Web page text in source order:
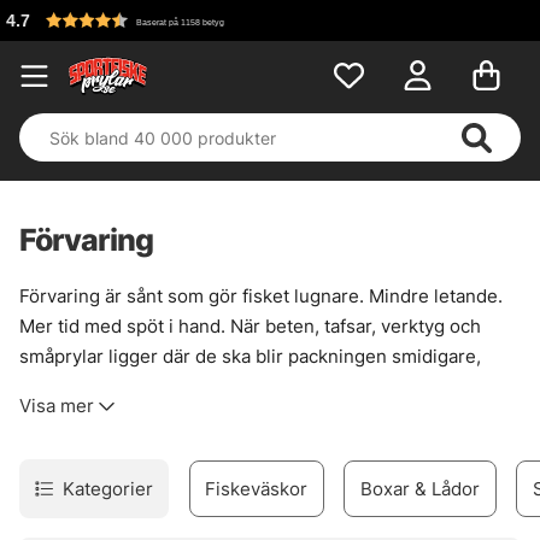
Förvaring
Förvaring är sånt som gör fisket lugnare. Mindre letande.
Mer tid med spöt i hand. När beten, tafsar, verktyg och
småprylar ligger där de ska blir packningen smidigare,
enkelt, och det är det också — när lådorna väl sitter rätt i
Här finns betesboxar, väskor, wallets och annan smart
förvaring för olika typer av fiske. Större beten som
Visa mer
Kategorier Fiskeväskor Boxar & Lådor